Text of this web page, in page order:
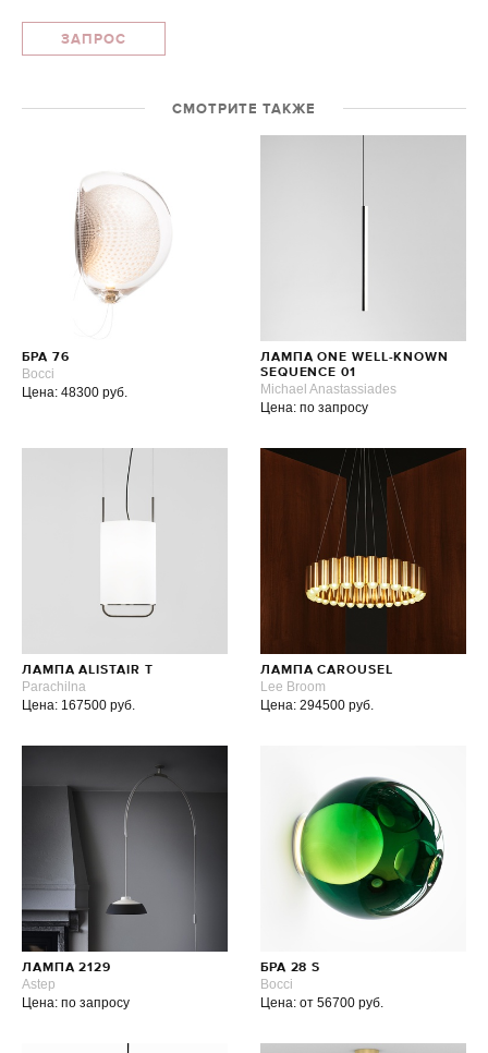
ЗАПРОС
СМОТРИТЕ ТАКЖЕ
БРА 76
Bocci
Цена: 48300 руб.
ЛАМПА ONE WELL-KNOWN
SEQUENCE 01
Michael Anastassiades
Цена: по запросу
ЛАМПА ALISTAIR T
Parachilna
Цена: 167500 руб.
ЛАМПА CAROUSEL
Lee Broom
Цена: 294500 руб.
ЛАМПА 2129
Astep
Цена: по запросу
БРА 28 S
Bocci
Цена: от 56700 руб.